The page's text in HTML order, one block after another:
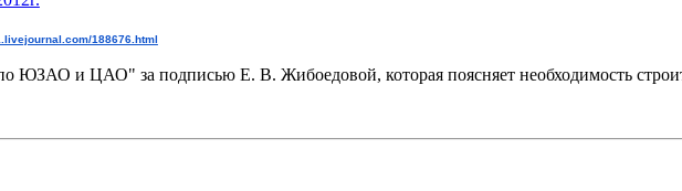
188676.html
и ЦАО" за подписью Е. В. Жибоедовой, которая поясняет необходимость